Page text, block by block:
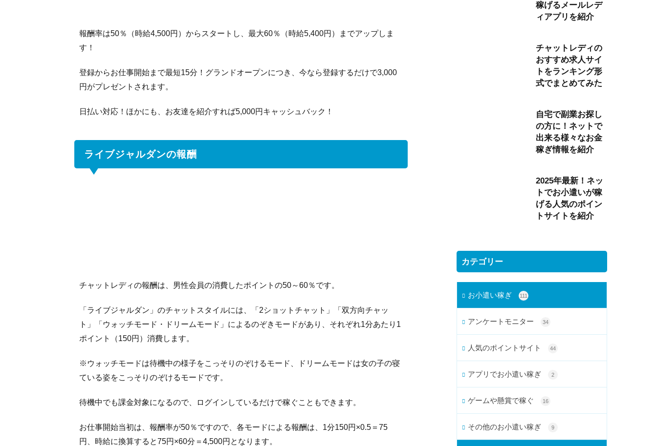
報
酬
お
仕
ま
れ
記
ま
と
め
報酬率は50％（時給4,500円）からスタートし、最大60％（時給5,400円）までアップしま
す！
登録からお仕事開始まで最短15分！グランドオープンにつき、今なら登録するだけで3,000
円がプレゼントされます。
日払い対応！ほかにも、お友達を紹介すれば5,000円キャッシュバック！
ライブジャルダンの報酬
チャットレディの報酬は、男性会員の消費したポイントの50～60％です。
「ライブジャルダン」のチャットスタイルには、「2ショットチャット」「双方向チャッ
ト」「ウォッチモード・ドリームモード」によるのぞきモードがあり、それぞれ1分あたり1
ポイント（150円）消費します。
※ウォッチモードは待機中の様子をこっそりのぞけるモード、ドリームモードは女の子の寝
ている姿をこっそりのぞけるモードです。
待機中でも課金対象になるので、ログインしているだけで稼ぐこともできます。
お仕事開始当初は、報酬率が50％ですので、各モードによる報酬は、1分150円×0.5＝75
円、時給に換算すると75円×60分＝4,500円となります。
稼げるメールレデ
ィアプリを紹介
チャットレディの
おすすめ求人サイ
トをランキング形
式でまとめてみた
自宅で副業お探し
の方に！ネットで
出来る様々なお金
稼ぎ情報を紹介
2025年最新！ネッ
トでお小遣いが稼
げる人気のポイン
トサイトを紹介
カテゴリー
お小遣い稼ぎ 111
アンケートモニター 34
人気のポイントサイト 44
アプリでお小遣い稼ぎ 2
ゲームや懸賞で稼ぐ 16
その他のお小遣い稼ぎ 9